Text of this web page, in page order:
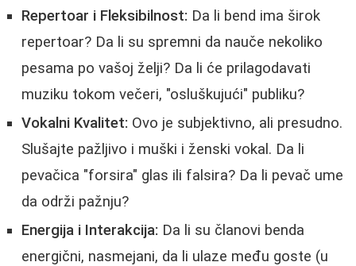
Repertoar i Fleksibilnost: Da li bend ima širok
repertoar? Da li su spremni da nauče nekoliko
pesama po vašoj želji? Da li će prilagodavati
muziku tokom večeri, "osluškujući" publiku?
Vokalni Kvalitet: Ovo je subjektivno, ali presudno.
Slušajte pažljivo i muški i ženski vokal. Da li
pevačica "forsira" glas ili falsira? Da li pevač ume
da održi pažnju?
Energija i Interakcija: Da li su članovi benda
energični, nasmejani, da li ulaze među goste (u